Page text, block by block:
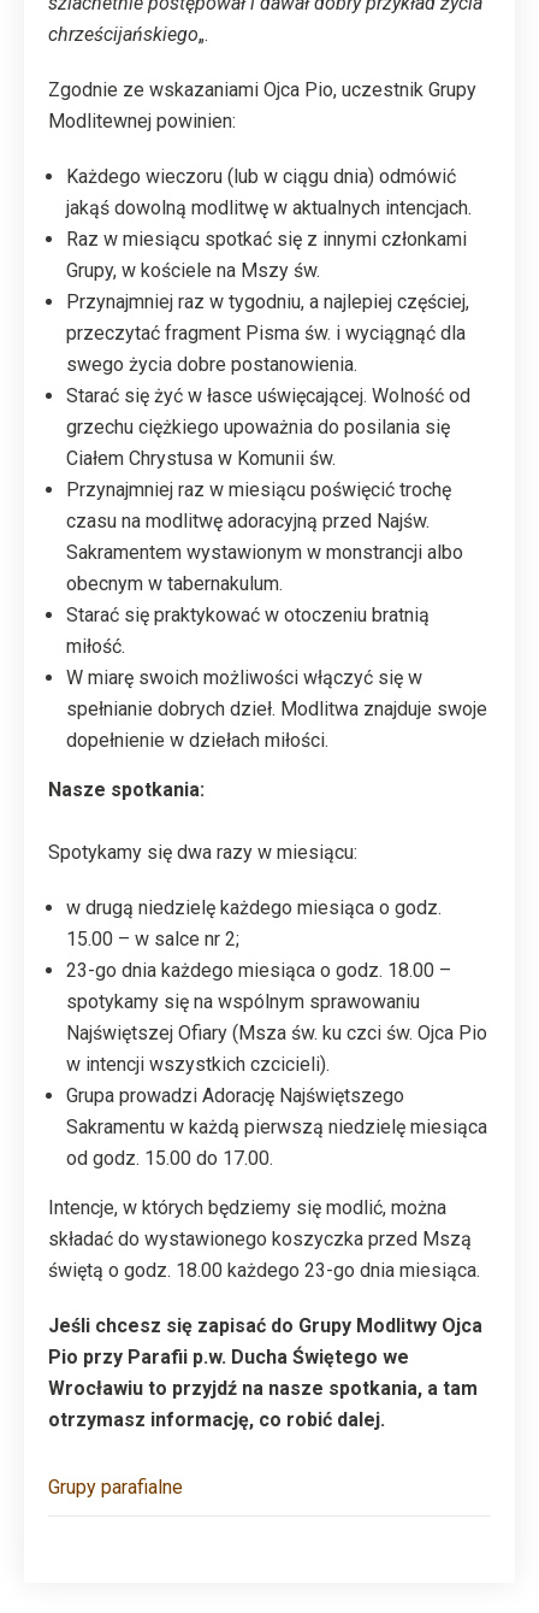
chrześcijańskiego„.
Zgodnie ze wskazaniami Ojca Pio, uczestnik Grupy
Modlitewnej powinien:
Każdego wieczoru (lub w ciągu dnia) odmówić
jakąś dowolną modlitwę w aktualnych intencjach.
Raz w miesiącu spotkać się z innymi członkami
Grupy, w kościele na Mszy św.
Przynajmniej raz w tygodniu, a najlepiej częściej,
przeczytać fragment Pisma św. i wyciągnąć dla
swego życia dobre postanowienia.
Starać się żyć w łasce uświęcającej. Wolność od
grzechu ciężkiego upoważnia do posilania się
Ciałem Chrystusa w Komunii św.
Przynajmniej raz w miesiącu poświęcić trochę
czasu na modlitwę adoracyjną przed Najśw.
Sakramentem wystawionym w monstrancji albo
obecnym w tabernakulum.
Starać się praktykować w otoczeniu bratnią
miłość.
W miarę swoich możliwości włączyć się w
spełnianie dobrych dzieł. Modlitwa znajduje swoje
dopełnienie w dziełach miłości.
Nasze spotkania:
Spotykamy się dwa razy w miesiącu:
w drugą niedzielę każdego miesiąca o godz.
15.00 – w salce nr 2;
23-go dnia każdego miesiąca o godz. 18.00 –
spotykamy się na wspólnym sprawowaniu
Najświętszej Ofiary (Msza św. ku czci św. Ojca Pio
w intencji wszystkich czcicieli).
Grupa prowadzi Adorację Najświętszego
Sakramentu w każdą pierwszą niedzielę miesiąca
od godz. 15.00 do 17.00.
Intencje, w których będziemy się modlić, można
składać do wystawionego koszyczka przed Mszą
świętą o godz. 18.00 każdego 23-go dnia miesiąca.
Jeśli chcesz się zapisać do Grupy Modlitwy Ojca
Pio przy Parafii p.w. Ducha Świętego we
Wrocławiu to przyjdź na nasze spotkania, a tam
otrzymasz informację, co robić dalej.
Grupy parafialne